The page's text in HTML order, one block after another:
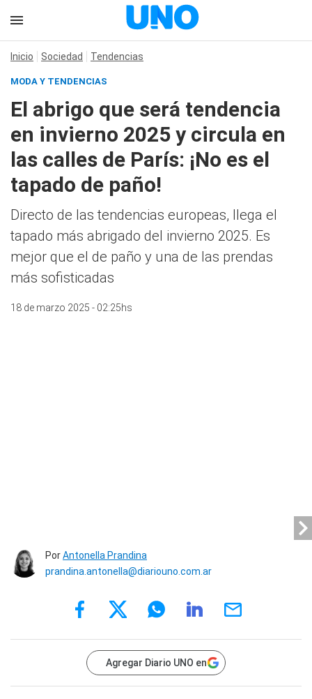
Inicio Sociedad Tendencias
MODA Y TENDENCIAS
El abrigo que será tendencia
en invierno 2025 y circula en
las calles de París: ¡No es el
tapado de paño!
Directo de las tendencias europeas, llega el
tapado más abrigado del invierno 2025. Es
mejor que el de paño y una de las prendas
más sofisticadas
18 de marzo 2025 - 02:25hs
PorAntonella Prandina
prandina.antonella@diariouno.com.ar
Agregar Diario UNO en